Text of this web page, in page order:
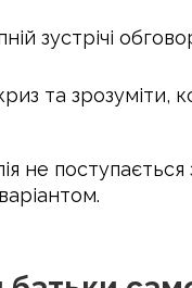
зустрічі
та зрозуміти,
поступається